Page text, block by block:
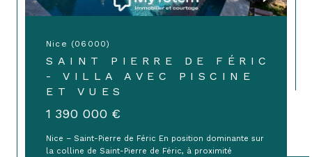
Nice (06000)
SAINT PIERRE DE FÉRIC
- VILLA AVEC PISCINE
ET VUES
1 390 000 €
Nice – Saint-Pierre de Féric En position dominante sur
la colline de Saint-Pierre de Féric, à proximité